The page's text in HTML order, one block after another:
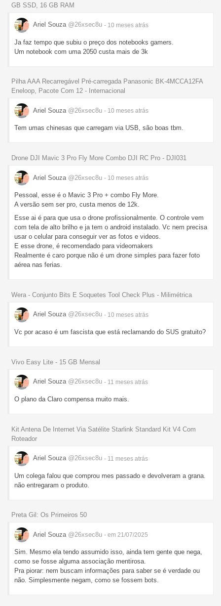
GB SSD, 16 GB RAM
Ariel Souza @26xsec8u - 10 meses atrás
Ja faz tempo que subiu o preço dos notebooks gamers.
Um notebook com uma 2050 custa mais de 3k
Pilha AAA Recarregável Pré-carregada Panasonic BK-4MCCA12FA
Eneloop, Pacote Com 12 - Internacional
Ariel Souza @26xsec8u - 10 meses atrás
Tem umas chinesas que carregam via USB, são boas tbm.
Drone DJI Mavic 3 Pro Fly More Combo DJI RC Pro - DJI031
Ariel Souza @26xsec8u - 10 meses atrás
Pessoal, esse é o Mavic 3 Pro + combo Fly More.
A versão sem ser pro, custa menos de 12k.
Esse ai é para que usa o drone profissionalmente. O controle vem
com tela de alto brilho e ja tem o android instalado. Vc nem precisa
usar o celular para conseguir ver as fotos e videos.
E esse drone, é recomendado para videomakers
Realmente é caro porque não é um drone simples para fazer foto
aérea nas ferias.
Wera - Conjunto Bits E Soquetes Tool Check Plus - Milimétrica
Ariel Souza @26xsec8u - 10 meses atrás
Vc por acaso é um fascista que está reclamando do SUS gratuito?
Vivo Easy Lite - 15 GB Mensal
Ariel Souza @26xsec8u - 11 meses atrás
O plano da Claro compensa muito mais.
Kit Antena De Internet Via Satélite Starlink Standard Kit V4 Com
Roteador
Ariel Souza @26xsec8u - 11 meses atrás
Um colega falou que comprou mes passado e devolveram a grana.
não entregaram o produto.
Preta Gil: Os Primeiros 50
Ariel Souza @26xsec8u - em 21/07/2025
Sim. Mesmo ela tendo assumido isso, ainda tem gente que nega,
como se fosse alguma associação mentirosa.
Pra piorar: nem buscam informações para saber se é verdade ou
não. Simplesmente negam, como se fossem bots.